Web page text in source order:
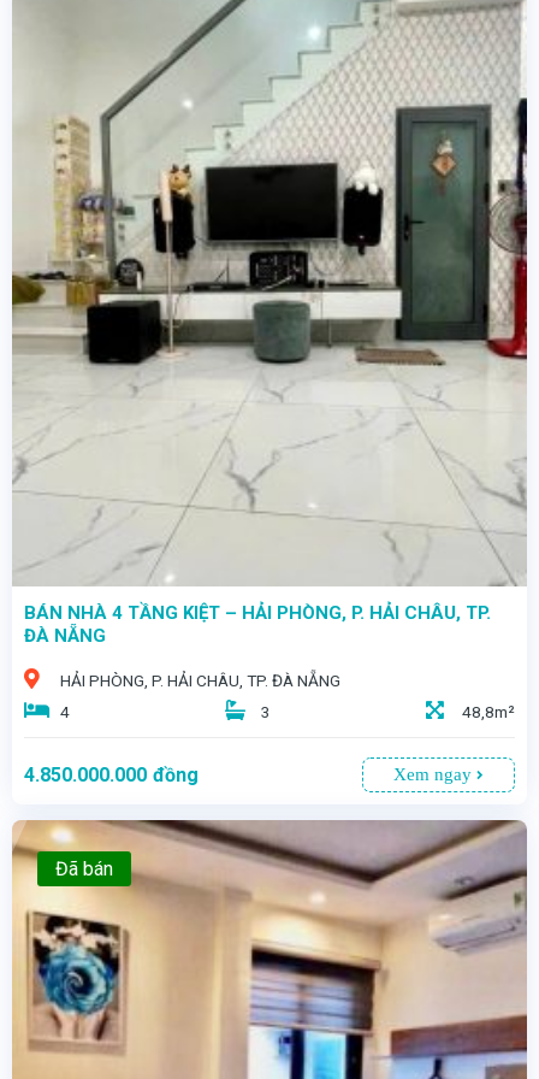
BÁN NHÀ 4 TẦNG KIỆT – HẢI PHÒNG, P. HẢI CHÂU, TP.
ĐÀ NẴNG
HẢI PHÒNG, P. HẢI CHÂU, TP. ĐÀ NẴNG
4
3 48,8m²
4.850.000.000 đồng Xem ngay
Đã bán